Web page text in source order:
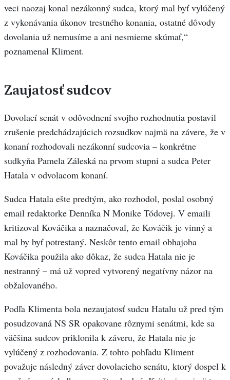
veci naozaj konal nezákonný sudca, ktorý mal byť vylúčený
z vykonávania úkonov trestného konania, ostatné dôvody
dovolania už nemusíme a ani nesmieme skúmať,“
poznamenal Kliment.
Zaujatosť sudcov
Dovolací senát v odôvodnení svojho rozhodnutia postavil
zrušenie predchádzajúcich rozsudkov najmä na závere, že v
konaní rozhodovali nezákonní sudcovia – konkrétne
sudkyňa Pamela Záleská na prvom stupni a sudca Peter
Hatala v odvolacom konaní.
Sudca Hatala ešte predtým, ako rozhodol, poslal osobný
email redaktorke Denníka N Monike Tódovej. V emaili
kritizoval Kováčika a naznačoval, že Kováčik je vinný a
mal by byť potrestaný. Neskôr tento email obhajoba
Kováčika použila ako dôkaz, že sudca Hatala nie je
nestranný – má už vopred vytvorený negatívny názor na
obžalovaného.
Podľa Klimenta bola nezaujatosť sudcu Hatalu už pred tým
posudzovaná NS SR opakovane rôznymi senátmi, kde sa
väčšina sudcov priklonila k záveru, že Hatala nie je
vylúčený z rozhodovania. Z tohto pohľadu Kliment
považuje následný záver dovolacieho senátu, ktorý dospel k